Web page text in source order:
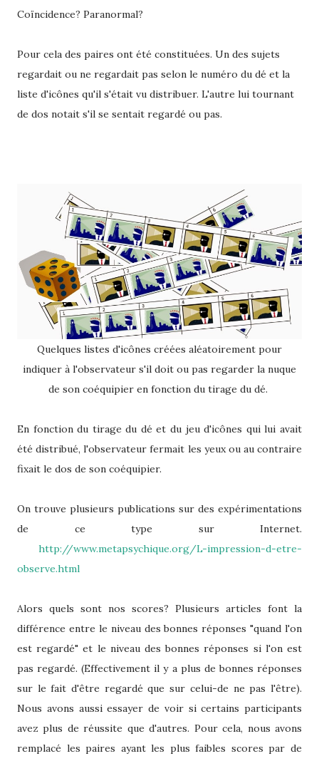
Coïncidence? Paranormal?
Pour cela des paires ont été constituées. Un des sujets
regardait ou ne regardait pas selon le numéro du dé et la
liste d'icônes qu'il s'était vu distribuer. L'autre lui tournant
de dos notait s'il se sentait regardé ou pas.
Quelques listes d'icônes créées aléatoirement pour
indiquer à l'observateur s'il doit ou pas regarder la nuque
de son coéquipier en fonction du tirage du dé.
En fonction du tirage du dé et du jeu d'icônes qui lui avait
été distribué, l'observateur fermait les yeux ou au contraire
fixait le dos de son coéquipier.
On trouve plusieurs publications sur des expérimentations
de ce type sur Internet.
http://www.metapsychique.org/L-impression-d-etre-
observe.html
Alors quels sont nos scores? Plusieurs articles font la
différence entre le niveau des bonnes réponses "quand l'on
est regardé" et le niveau des bonnes réponses si l'on est
pas regardé. (Effectivement il y a plus de bonnes réponses
sur le fait d'être regardé que sur celui-de ne pas l'être).
Nous avons aussi essayer de voir si certains participants
avez plus de réussite que d'autres. Pour cela, nous avons
remplacé les paires ayant les plus faibles scores par de